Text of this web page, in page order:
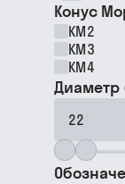
Конус
КМ2
КМ3
КМ4
Диаметр